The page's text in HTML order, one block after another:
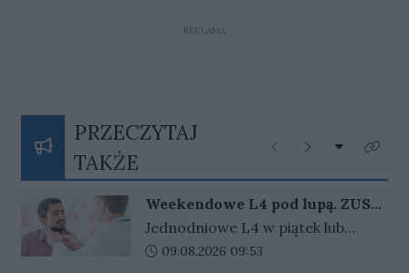
REKLAMA
PRZECZYTAJ
TAKŻE
Poprzednie
Następne
Rozwiń
Kliknij
Weekendowe L4 pod lupą. ZUS
zapowiada więcej kontroli
Jednodniowe L4 w piątek lub
poniedziałek może wydłużyć
Data dodania artykułu:
09.08.2026 09:53